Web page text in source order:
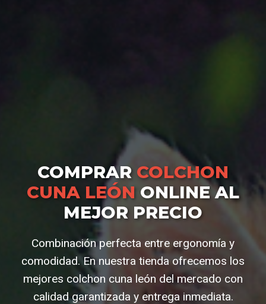
COMPRAR COLCHON
CUNA LEÓN ONLINE AL
MEJOR PRECIO
Combinación perfecta entre ergonomía y
comodidad. En nuestra tienda ofrecemos los
mejores colchon cuna león del mercado con
calidad garantizada y entrega inmediata.